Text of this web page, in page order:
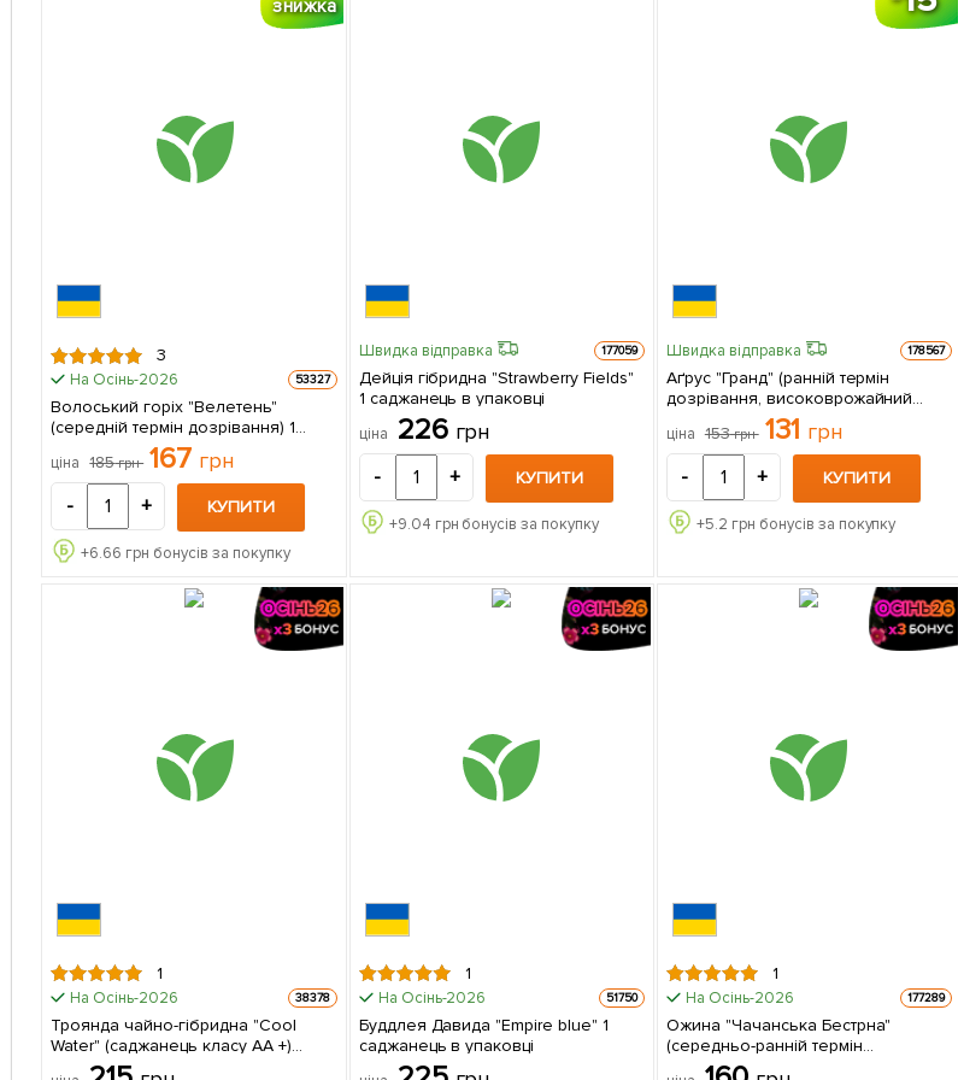
знижка
3
На Осінь-2026 53327
Волоський горіх "Велетень"
(середній термін дозрівання) 1
саджанець в упаковці
ціна 185грн 167 грн
- + КУПИТИ
+6.66 грн бонусів за покупку
Швидка відправка 177059
Дейція гібридна "Strawberry Fields"
1 саджанець в упаковці
ціна 226 грн
- + КУПИТИ
+9.04 грн бонусів за покупку
Швидка відправка 178567
Аґрус "Гранд" (ранній термін
дозрівання, високоврожайний
сорт) 1 саджанець в упаковці
ціна 153грн 131 грн
- + КУПИТИ
+5.2 грн бонусів за покупку
1
На Осінь-2026 38378
Троянда чайно-гібридна "Cool
Water" (саджанець класу АА +)
1
На Осінь-2026 51750
Буддлея Давида "Empire blue" 1
саджанець в упаковці
1
На Осінь-2026 177289
Ожина "Чачанська Бестрна"
(середньо-ранній термін
дозрівання, великоплідний сорт) 1